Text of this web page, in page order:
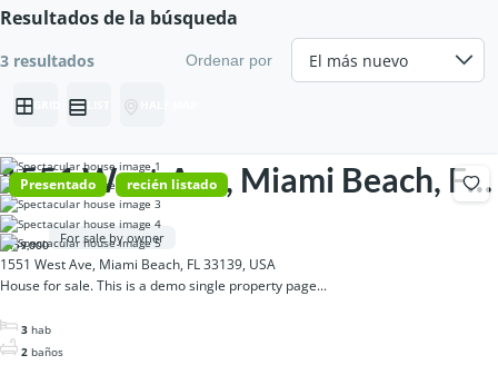
Resultados de la búsqueda
3 resultados Ordenar por
Presentado recién listado
1551 West Ave, Miami Beach, FL
33139, USA
€459,000 For sale by owner
1551 West Ave, Miami Beach, FL 33139, USA
House for sale. This is a demo single property page...
3 hab
2 baños